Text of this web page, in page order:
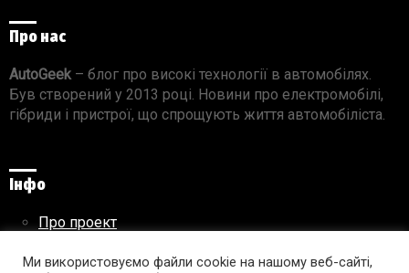
Про нас
AutoGeek – блог про високі технології в автомобілях.
Був створений у 2013 році. Новини про електромобілі,
гібриди і пристрої, що спрощують життя автомобіліста.
Інфо
Про проект
Правила використання матеріалів
Ми використовуємо файли cookie на нашому веб-сайті,